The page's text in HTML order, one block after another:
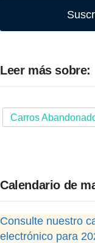
Leer más sobre:
Carros
Calendario de
Consulte nuestro
electrónico para